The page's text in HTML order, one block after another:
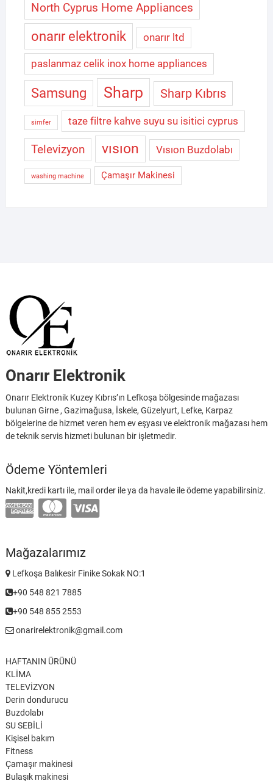
North Cyprus Home Appliances
onarır elektronik onarır ltd
paslanmaz celik inox home appliances
Samsung Sharp Sharp Kıbrıs
simfer taze filtre kahve suyu su isitici cyprus
Televizyon vısıon Vısıon Buzdolabı
washing machine Çamaşır Makinesi
Onarır Elektronik
Onarır Elektronik Kuzey Kıbrıs’ın Lefkoşa bölgesinde mağazası
bulunan Girne , Gazimağusa, İskele, Güzelyurt, Lefke, Karpaz
bölgelerine de hizmet veren hem ev eşyası ve elektronik mağazası hem
de teknik servis hizmeti bulunan bir işletmedir.
Ödeme Yöntemleri
Nakit,kredi kartı ile, mail order ile ya da havale ile ödeme yapabilirsiniz.
Mağazalarımız
Lefkoşa Balıkesir Finike Sokak NO:1
+90 548 821 7885
+90 548 855 2553
onarirelektronik@gmail.com
HAFTANIN ÜRÜNÜ
KLİMA
TELEVİZYON
Derin dondurucu
Buzdolabı
SU SEBİLİ
Kişisel bakım
Fitness
Çamaşır makinesi
Bulaşık makinesi